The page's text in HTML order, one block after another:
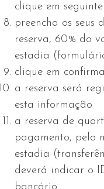
clique em seguinte
preencha os seus
reserva, 60% do
estadia
clique em
a reserva será
esta informação
a reserva de
pagamento, pelo
estadia
deverá indicar o